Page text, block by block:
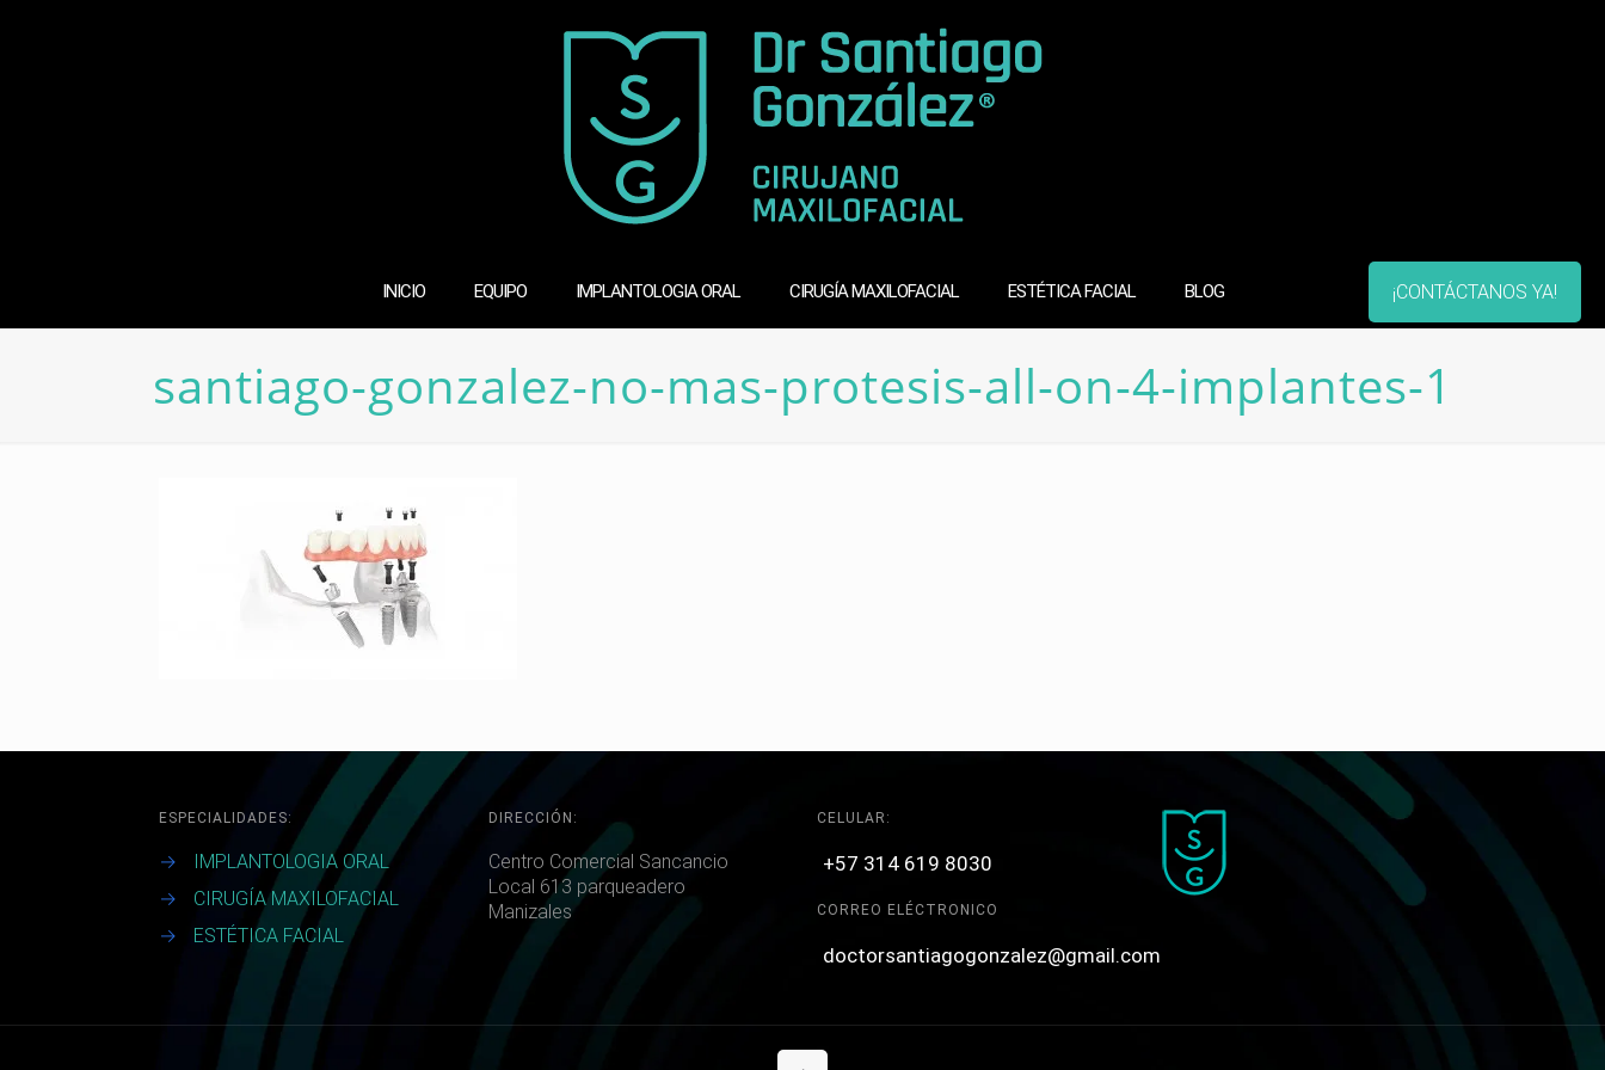
INICIO EQUIPO IMPLANTOLOGIA ORAL CIRUGÍA MAXILOFACIAL ESTÉTICA FACIAL BLOG ¡CONTÁCTANOS YA!
santiago-gonzalez-no-mas-protesis-all-on-4-implantes-1
ESPECIALIDADES:
→
IMPLANTOLOGIA ORAL
→
CIRUGÍA MAXILOFACIAL
→
ESTÉTICA FACIAL
DIRECCIÓN:
Centro Comercial Sancancio
Local 613 parqueadero
Manizales
CELULAR:
+57 314 619 8030
CORREO ELÉCTRONICO
doctorsantiagogonzalez@gmail.com